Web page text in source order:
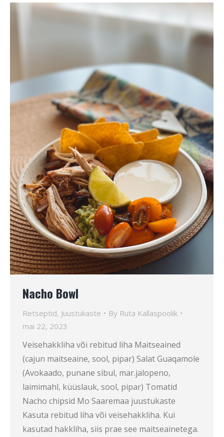
Nacho Bowl
Retseptid, Juustukaste By Ruta Kallaspoolik
mai 22, 2023
Veisehakkliha või rebitud liha Maitseained
(cajun maitseaine, sool, pipar) Salat Guaqamole
(Avokaado, punane sibul, mar.jalopeno,
laimimahl, küüslauk, sool, pipar) Tomatid
Nacho chipsid Mo Saaremaa juustukaste
Kasuta rebitud liha või veisehakkliha. Kui
kasutad hakkliha, siis prae see maitseainetega.